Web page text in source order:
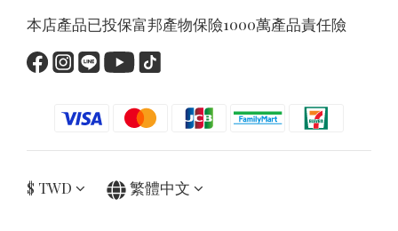
本店產品已投保富邦產物保險1000萬產品責任險
$ TWD 繁體中文